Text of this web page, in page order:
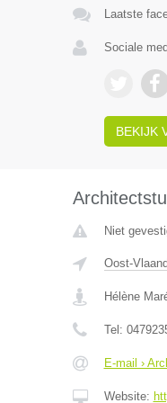
Laatste
Sociale
BEKIJK
Niet
Oost-
Hélène
Tel:
E-mail ›
Website: